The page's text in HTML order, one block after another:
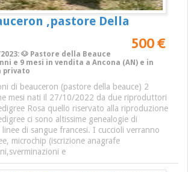
,pastore Della
500 €
🐶 Pastore della Beauce
e 9 mesi in vendita a Ancona (AN) e in
privato
di beauceron (pastore della beauce) 2
mesi nati il 27/10/2022 da due riproduttori
Rosa quello riservato alla riproduzione
ci sono altissime genealogie di
di sangue francesi. I cuccioli verranno
microchip (iscrizione anagrafe
e